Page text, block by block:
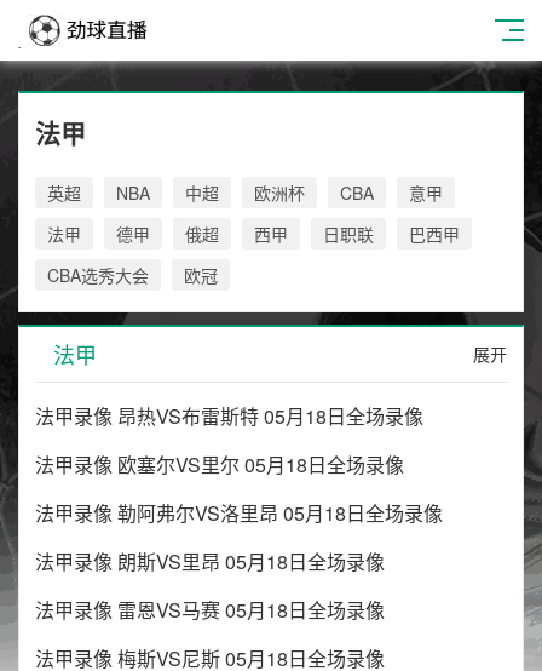
法甲
英超 NBA 中超 欧洲杯 CBA
意甲
法甲
德甲 俄超 西甲 日职联
巴西甲
CBA选秀大会
欧冠
展开
法甲
法甲录像 昂热VS布雷斯特 05月18日全场录像
法甲录像 欧塞尔VS里尔 05月18日全场录像
法甲录像 勒阿弗尔VS洛里昂 05月18日全场录像
法甲录像 朗斯VS里昂 05月18日全场录像
法甲录像 雷恩VS马赛 05月18日全场录像
法甲录像 梅斯VS尼斯 05月18日全场录像